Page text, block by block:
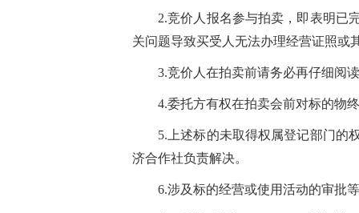
2.竞价人报名参与拍卖，即表明已
关问题导致买受人无法办理经营证照或
3.竞价人在拍卖前请务必再仔细阅
4.委托方有权在拍卖会前对标的物
5.上述标的未取得权属登记部门的
济合作社负责解决。
6.涉及标的经营或使用活动的审批